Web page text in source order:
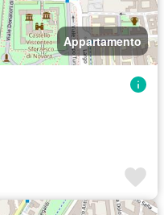
Appartamento